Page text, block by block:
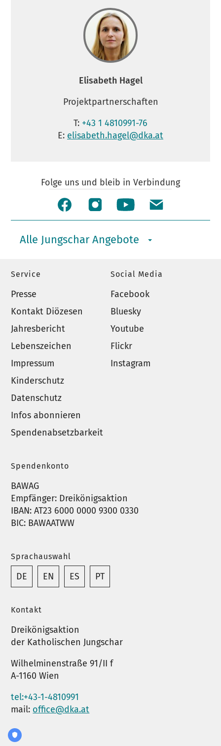
Elisabeth Hagel
Projektpartnerschaften
T: +43 1 4810991-76
E: elisabeth.hagel@dka.at
Folge uns und bleib in Verbindung
Alle Jungschar Angebote
Service
Presse
Kontakt Diözesen
Jahresbericht
Lebenszeichen
Impressum
Kinderschutz
Datenschutz
Infos abonnieren
Spendenabsetzbarkeit
Social Media
Facebook
Bluesky
Youtube
Flickr
Instagram
Spendenkonto
BAWAG
Empfänger: Dreikönigsaktion
IBAN: AT23 6000 0000 9300 0330
BIC: BAWAATWW
Sprachauswahl
DE EN ES PT
Kontakt
Dreikönigsaktion
der Katholischen Jungschar
Wilhelminenstraße 91/II f
A-1160 Wien
tel:+43-1-4810991
mail: office@dka.at